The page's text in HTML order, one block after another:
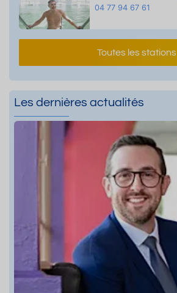
04 77 94 67 61
Toutes les stations
Les dernières actualités